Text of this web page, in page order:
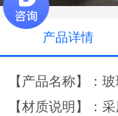
产品详情
【产品名称】：
【材质说明】：